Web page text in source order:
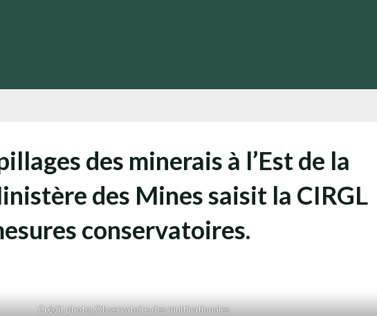
des minerais à l’Est de la
des Mines saisit la CIRGL
conservatoires.
Crédit photo: Observatoire des multinationales